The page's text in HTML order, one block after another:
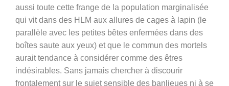
aussi toute cette frange de la population marginalisée
qui vit dans des HLM aux allures de cages à lapin (le
parallèle avec les petites bêtes enfermées dans des
boîtes saute aux yeux) et que le commun des mortels
aurait tendance à considérer comme des êtres
indésirables. Sans jamais chercher à discourir
frontalement sur le sujet sensible des banlieues ni à se